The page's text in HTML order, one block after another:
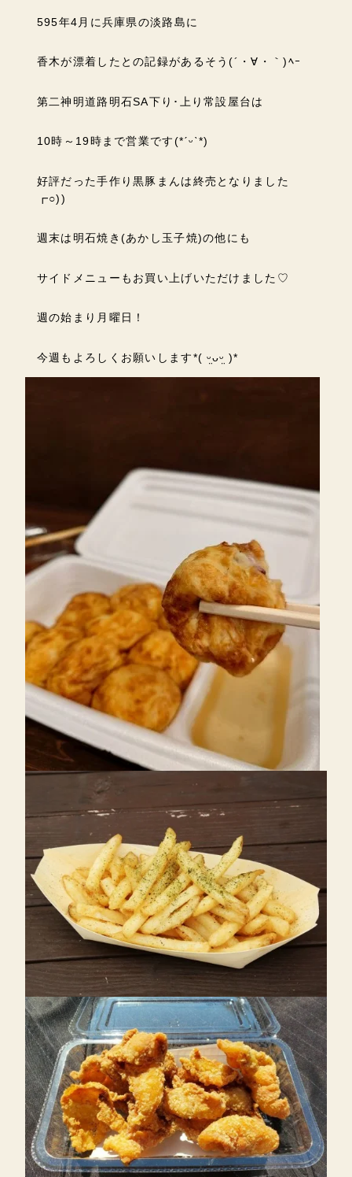
595年4月に兵庫県の淡路島に
香木が漂着したとの記録があるそう(´・∀・｀)ﾍｰ
第二神明道路明石SA下り･上り常設屋台は
10時～19時まで営業です(*ˊᵕˋ*)
好評だった手作り黒豚まんは終売となりました
┏○))
週末は明石焼き(あかし玉子焼)の他にも
サイドメニューもお買い上げいただけました♡
週の始まり月曜日！
今週もよろしくお願いします*( ᵕ̤ᴗᵕ̤ )*